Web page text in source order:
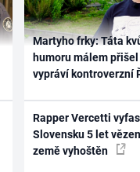
Martyho frky: Táta
humoru málem
vypráví kontroverzní
Rapper Vercetti
Slovensku 5 let
země vyhoštěn